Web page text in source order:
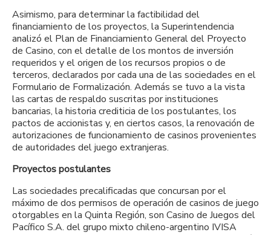
Asimismo, para determinar la factibilidad del
financiamiento de los proyectos, la Superintendencia
analizó el Plan de Financiamiento General del Proyecto
de Casino, con el detalle de los montos de inversión
requeridos y el origen de los recursos propios o de
terceros, declarados por cada una de las sociedades en el
Formulario de Formalización. Además se tuvo a la vista
las cartas de respaldo suscritas por instituciones
bancarias, la historia crediticia de los postulantes, los
pactos de accionistas y, en ciertos casos, la renovación de
autorizaciones de funcionamiento de casinos provenientes
de autoridades del juego extranjeras.
Proyectos postulantes
Las sociedades precalificadas que concursan por el
máximo de dos permisos de operación de casinos de juego
otorgables en la Quinta Región, son Casino de Juegos del
Pacífico S.A. del grupo mixto chileno-argentino IVISA